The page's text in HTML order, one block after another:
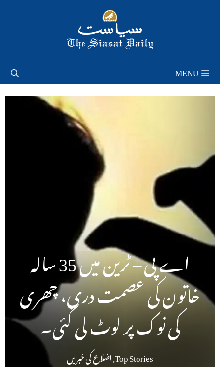
MENU
اے پی – ٹرین میں 35 سالہ
خاتون کی عصمت دری، چھری
کی نوک پر لوٹ لی گئی۔
Top Stories
,اضلاع کی خبریں